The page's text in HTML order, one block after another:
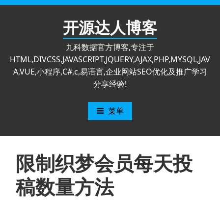
跳
开源达人博客
九科数据官方博客,专注于
HTML,DIVCSS,JAVASCRIPT,JQUERY,AJAX,PHP,MYSQL,JAV
A,VUE,小程序,C#,c,易语言,企业网站SEO优化及推广学习
分享经验!
菜单
限制织梦会员每天投
稿数量方法